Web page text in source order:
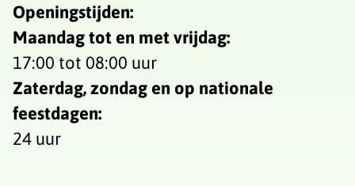
Openingstijden:
Maandag tot en met vrijdag:
17:00 tot 08:00 uur
Zaterdag, zondag en op nationale
feestdagen:
24 uur